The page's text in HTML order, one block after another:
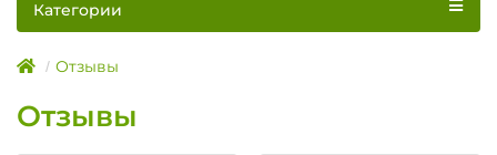
Категории
Отзывы
Отзывы